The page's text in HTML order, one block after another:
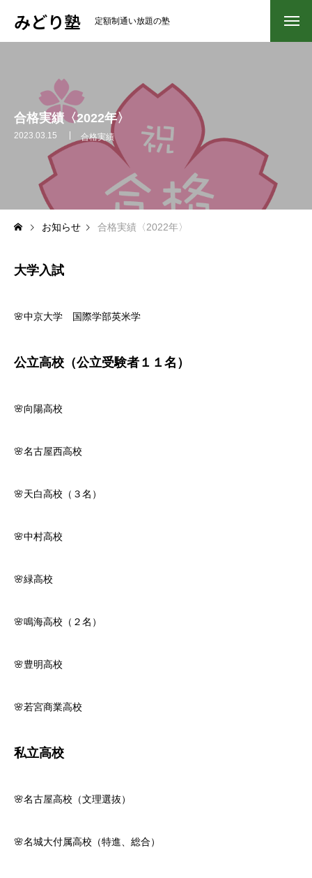
みどり塾 定額制通い放題の塾
ブログ
学年別指導
中学生
高校生
オンライン生
卒業生の声
お知らせ
合格実績〈2022年〉
2023.03.15 合格実績
お知らせ 合格実績〈2022年〉
大学入試
🌸中京大学 国際学部英米学
公立高校（公立受験者１１名）
🌸向陽高校
🌸名古屋西高校
🌸天白高校（３名）
🌸中村高校
🌸緑高校
🌸鳴海高校（２名）
🌸豊明高校
🌸若宮商業高校
私立高校
🌸名古屋高校（文理選抜）
🌸名城大付属高校（特進、総合）